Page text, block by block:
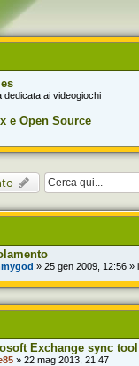
dedicata ai videogiochi
e Open Source
» 25 gen 2009, 12:56 »
Exchange sync tool
» 22 mag 2013, 21:47